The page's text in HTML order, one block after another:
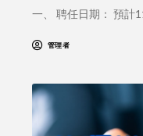
一、 聘任日期： 預計
管理者